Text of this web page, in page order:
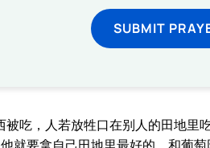
SUBMIT
被吃，人若放牲口在别人的田地